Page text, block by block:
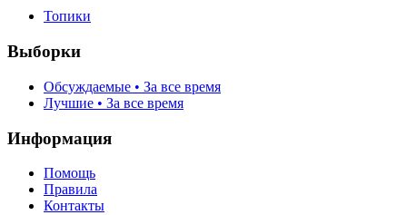
Топики
Выборки
Обсуждаемые • За все время
Лучшие • За все время
Информация
Помощь
Правила
Контакты